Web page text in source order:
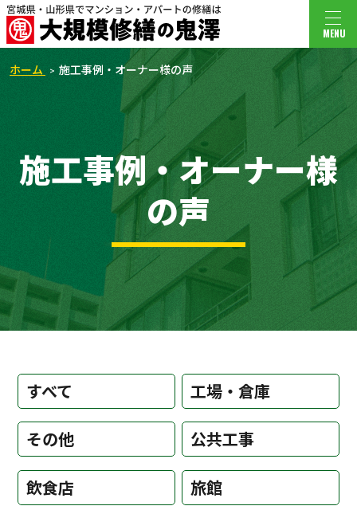
MENU
ホーム 施工事例・オーナー様の声
施工事例・オーナー様
の声
すべて 工場・倉庫
その他 公共工事
飲食店 旅館